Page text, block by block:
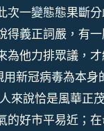
一變態態果斷
義正詞嚴，有
他力排眾議，
新冠病毒為本
來說恰是風華正
好市平易近；